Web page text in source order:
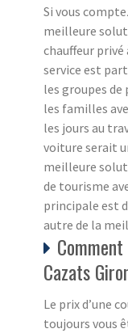
Si vous
meilleure
chauffeur privé
service est
les groupes
les familles
les jours au
voiture serait
meilleure
de tourisme
principale est
autre de la
Cazats
Le prix d’une
toujours vous